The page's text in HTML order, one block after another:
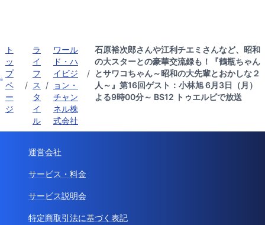
ト
ッ
プ
ペ
ー
ジ
/
ラ
イ
フ
ス
タ
イ
ル
/
ワール
ド・ハ
イビジ
ョン・
チャン
ネル株
式会社
/
石原裕次郎さんや江利チエミさんなど、昭和
の大スターとの豪華交流録も！『鶴瓶ちゃん
とサワコちゃん～昭和の大先輩とおかしな２
人～』第16回ゲスト：小林旭 6月3日（月）
よる9時00分～ BS12 トゥエルビで放送
運営会社
サービス・料金
サービス説明会
特定商取引法に基づく表記